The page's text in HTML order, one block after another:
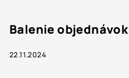
Balenie objednávok
22.11.2024